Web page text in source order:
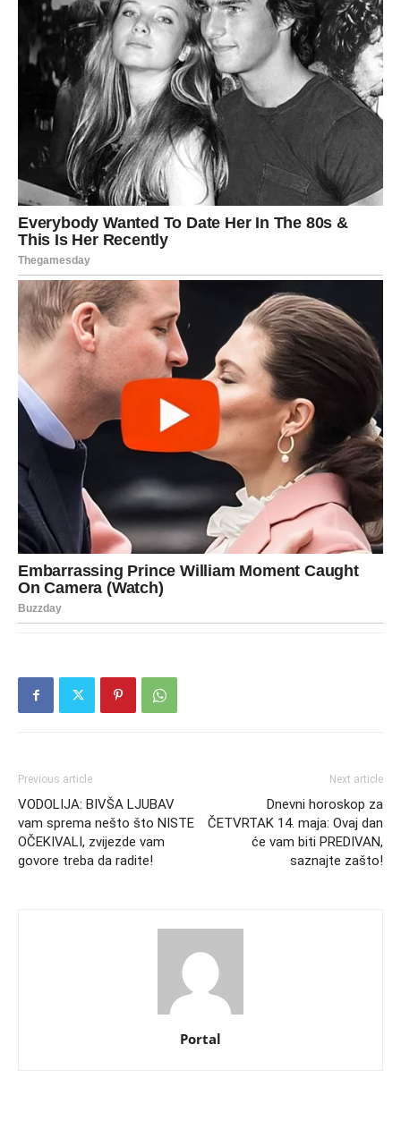
Previous article
VODOLIJA: BIVŠA LJUBAV
vam sprema nešto što NISTE
OČEKIVALI, zvijezde vam
govore treba da radite!
Next article
Dnevni horoskop za
ČETVRTAK 14. maja: Ovaj dan
će vam biti PREDIVAN,
saznajte zašto!
Portal